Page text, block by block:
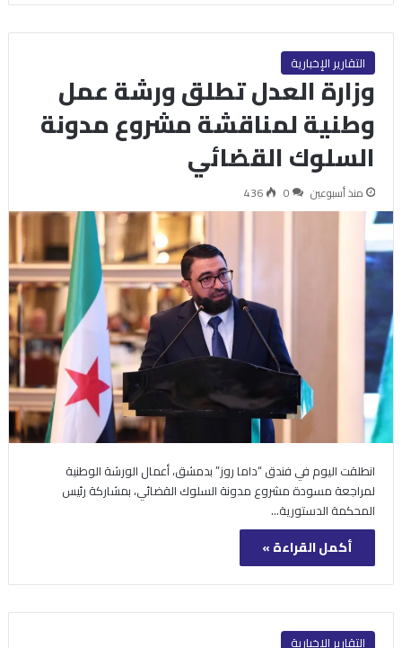
التقارير الإخبارية
وزارة العدل تطلق ورشة عمل
وطنية لمناقشة مشروع مدونة
السلوك القضائي
منذ أسبوعين 0
436
انطلقت اليوم في فندق “داما روز” بدمشق، أعمال الورشة الوطنية
لمراجعة مسودة مشروع مدونة السلوك القضائي، بمشاركة رئيس
المحكمة الدستورية…
أكمل القراءة »
التقارير الإخبارية